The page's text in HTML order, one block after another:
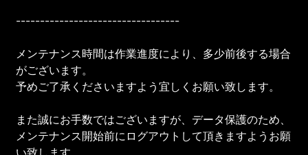
----------------------------------
メンテナンス時間は作業進度により、多少前後する場合
がございます。
予めご了承くださいますよう宜しくお願い致します。
また誠にお手数ではございますが、データ保護のため、
メンテナンス開始前にログアウトして頂きますようお願
い致します。